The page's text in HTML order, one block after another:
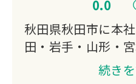
0.0
秋田県秋田市に本
田・岩手・山形・
で出張買取・遺品
続き